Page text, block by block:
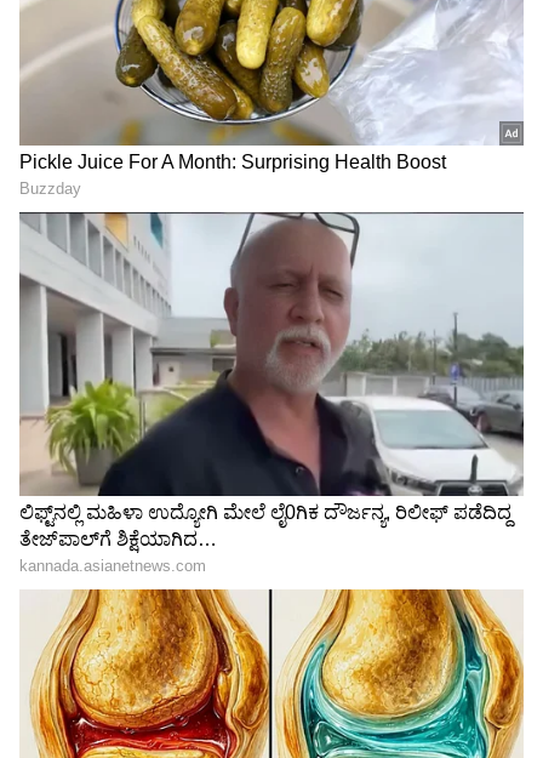
Related Articles
ಅನ್ನ ಬೇಯಿಸುವಾಗ ಸೀದು ಹೋಗಿದ್ದರೆ, ಅದರ ವಾಸನೆ
ದೂರ ಮಾಡಲು ಈ ಟಿಪ್ಸ್ ಬಳಸಿ; ಬ್ಯಾಡ್ ಸ್ಮೆಲ್ ಬರಲ್ಲ!
ಉಜ್ಜಿ, ತಿಕ್ಕಿ ತೊಳೆದು ಸಾಕಾಗಿದೆಯಾ? ಈ ಟಿಪ್ಸ್
ಫಾಲೋ ಮಾಡಿದ್ರೆ ಬಾತ್‌ರೂಂ ಗಲೀಜು ನಲ್ಲಿ
ಹೊಸದರಂತೆ ಹೊಳೆಯುತ್ತೆ
6
ಹೆವಿ ಡಿಸೈನ್ ಬ್ಲೌಸ್
ಕೆಲವು ಸೂಟ್‌ಗಳ ಜೊತೆ ಪಟ್ಟು, ಬನಾರಸಿ, ಸಿಲ್ಕ್
ದುಪಟ್ಟಾಗಳು ಬಂದಿರುತ್ತವೆ. ಇವು ಬೇಗ ಹಳೆಯದಾಗಲ್ಲ,
ಹರಿಯೋದು ಇಲ್ಲ. ಇಂಥ ದುಪಟ್ಟಾಗಳನ್ನು ಬಳಸಿ ಬೇರೆ ಸೀರೆ